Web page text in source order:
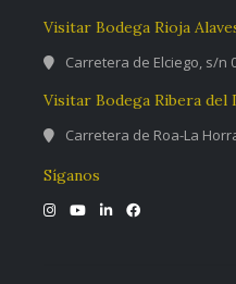
Visitar Bodega Rioja
Carretera de Elciego, s/n
Visitar Bodega Ribera del
Carretera de Roa-La
Síganos